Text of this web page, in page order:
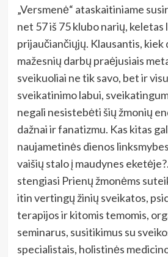
„Versmenė“ ataskaitiniame
net 57 iš 75 klubo narių,
prijaučiančiųjų. Klausantis, kiek
mažesnių darbų praėjusiais
sveikuoliai ne tik savo, bet ir
sveikatinimo labui,
negali nesistebėti šių žmonių
dažnai ir fanatizmu. Kas kitas
naujametinės dienos
vaišių stalo į maudynes
stengiasi Prienų žmonėms
itin vertingų žinių sveikatos,
terapijos ir kitomis temomis,
seminarus, susitikimus su
specialistais, holistinės